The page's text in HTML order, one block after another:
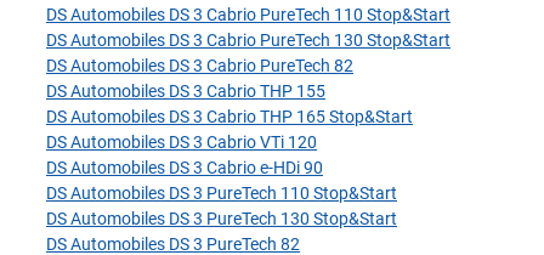
DS Automobiles DS 3 Cabrio PureTech 110 Stop&Start
DS Automobiles DS 3 Cabrio PureTech 130 Stop&Start
DS Automobiles DS 3 Cabrio PureTech 82
DS Automobiles DS 3 Cabrio THP 155
DS Automobiles DS 3 Cabrio THP 165 Stop&Start
DS Automobiles DS 3 Cabrio VTi 120
DS Automobiles DS 3 Cabrio e-HDi 90
DS Automobiles DS 3 PureTech 110 Stop&Start
DS Automobiles DS 3 PureTech 130 Stop&Start
DS Automobiles DS 3 PureTech 82